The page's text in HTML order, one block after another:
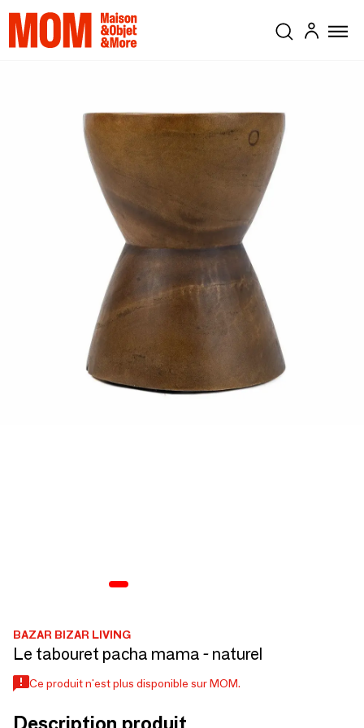
BAZAR BIZAR LIVING
Le tabouret pacha mama - naturel
Ce produit n'est plus disponible sur MOM.
Description produit